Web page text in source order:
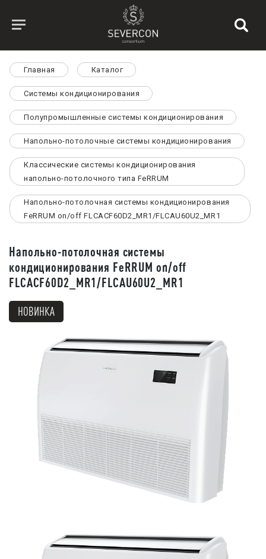
Главная Каталог
Системы кондиционирования
Полупромышленные системы кондиционирования
Напольно-потолочные системы кондиционирования
Классические системы кондиционирования
напольно-потолочного типа FeRRUM
Напольно-потолочная системы кондиционирования
FeRRUM on/off FLCACF60D2_MR1/FLCAU60U2_MR1
Напольно-потолочная системы
кондиционирования FeRRUM on/off
FLCACF60D2_MR1/FLCAU60U2_MR1
НОВИНКА